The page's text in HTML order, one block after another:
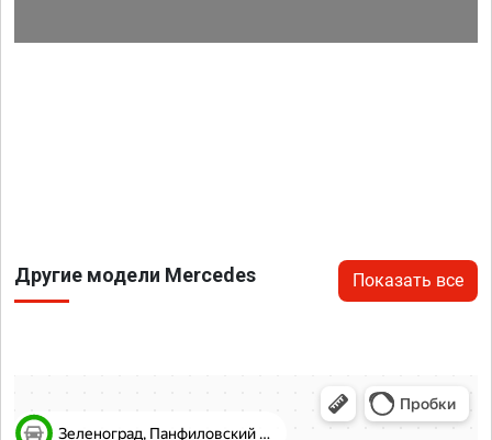
Другие модели Mercedes Показать все